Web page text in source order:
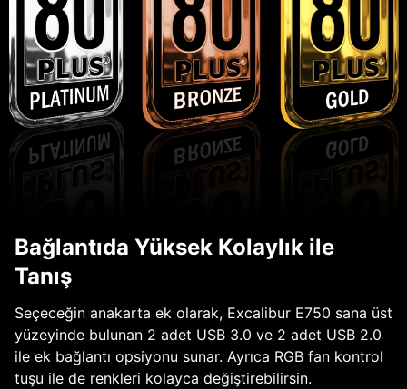
Bağlantıda Yüksek Kolaylık ile
Tanış
Seçeceğin anakarta ek olarak, Excalibur E750 sana üst
yüzeyinde bulunan 2 adet USB 3.0 ve 2 adet USB 2.0
ile ek bağlantı opsiyonu sunar. Ayrıca RGB fan kontrol
tuşu ile de renkleri kolayca değiştirebilirsin.